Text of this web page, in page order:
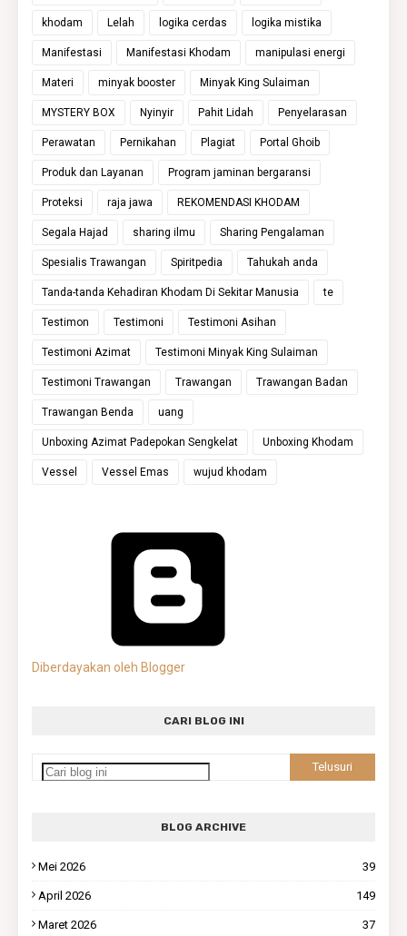
khodam Lelah logika cerdas logika mistika
Manifestasi Manifestasi Khodam manipulasi energi
Materi minyak booster Minyak King Sulaiman
MYSTERY BOX Nyinyir Pahit Lidah Penyelarasan
Perawatan Pernikahan Plagiat Portal Ghoib
Produk dan Layanan Program jaminan bergaransi
Proteksi raja jawa REKOMENDASI KHODAM
Segala Hajad sharing ilmu Sharing Pengalaman
Spesialis Trawangan Spiritpedia Tahukah anda
Tanda-tanda Kehadiran Khodam Di Sekitar Manusia te
Testimon Testimoni Testimoni Asihan
Testimoni Azimat Testimoni Minyak King Sulaiman
Testimoni Trawangan Trawangan Trawangan Badan
Trawangan Benda uang
Unboxing Azimat Padepokan Sengkelat Unboxing Khodam
Vessel Vessel Emas wujud khodam
Diberdayakan oleh Blogger
CARI BLOG INI
BLOG ARCHIVE
Mei 2026 39
April 2026 149
Maret 2026 37